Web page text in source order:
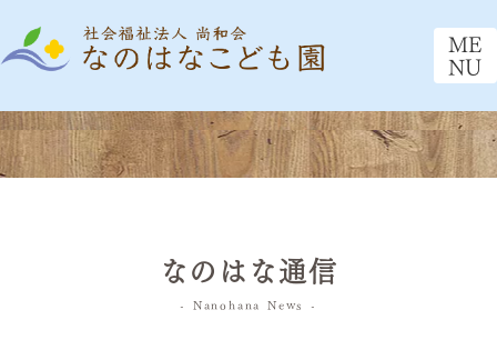
ME
NU
なのはな通信
- Nanohana News -